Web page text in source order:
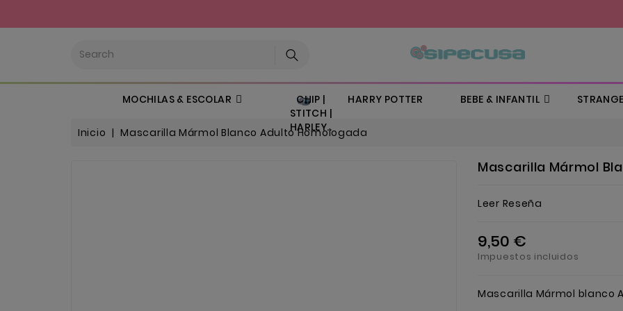
MOCHILAS & ESCOLAR
CHIP |
STITCH |
HARLEY..
HARRY POTTER BEBE & INFANTIL
Inicio Mascarilla Mármol Blanco Adulto Homologada
Mascarilla Mármol
Leer Reseña
9,50 €
Impuestos incluidos
Mascarilla Mármol blanco